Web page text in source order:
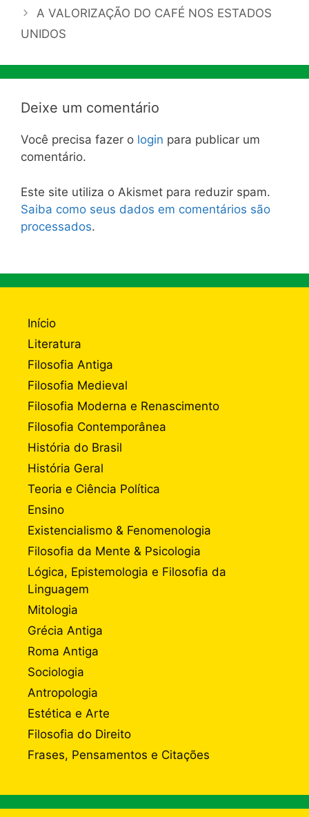
A VALORIZAÇÃO DO CAFÉ NOS ESTADOS
UNIDOS
Deixe um comentário
Você precisa fazer o login para publicar um
comentário.
Este site utiliza o Akismet para reduzir spam.
Saiba como seus dados em comentários são
processados.
Início
Literatura
Filosofia Antiga
Filosofia Medieval
Filosofia Moderna e Renascimento
Filosofia Contemporânea
História do Brasil
História Geral
Teoria e Ciência Política
Ensino
Existencialismo & Fenomenologia
Filosofia da Mente & Psicologia
Lógica, Epistemologia e Filosofia da
Linguagem
Mitologia
Grécia Antiga
Roma Antiga
Sociologia
Antropologia
Estética e Arte
Filosofia do Direito
Frases, Pensamentos e Citações